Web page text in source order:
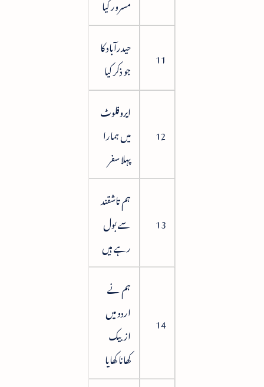
مسرور کیا
11
حیدرآباد کا
جو ذکر کیا
12
ایروفلوٹ
میں ہمارا
پہلا سفر
13
ہم تاشقند
سے بول
رہے ہیں
14
ہم نے
اردو میں
ازبیک
کھانا کھایا